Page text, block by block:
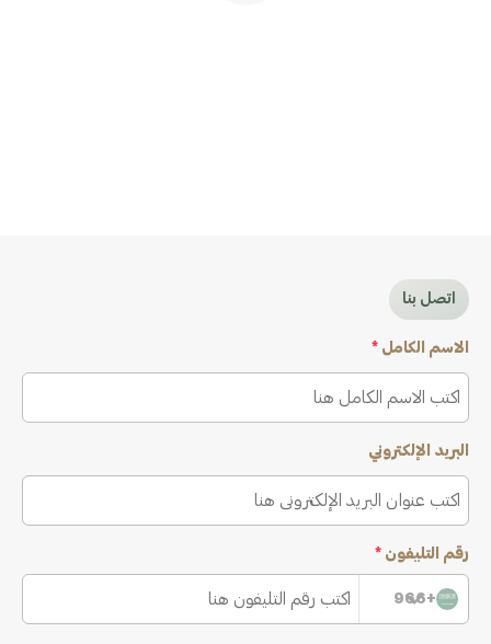
اتصل بنا
الاسم الكامل *
البريد الإلكتروني
رقم التليفون *
+966